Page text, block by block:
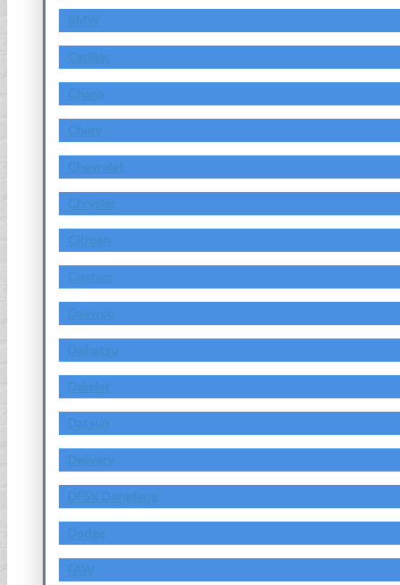
BMW
Cadillac
Chana
Chery
Chevrolet
Chrysler
Citroen
Custom
Daewoo
Daihatsu
Daimler
Datsun
Delivery
DFSK Dongfeng
Dodge
FAW